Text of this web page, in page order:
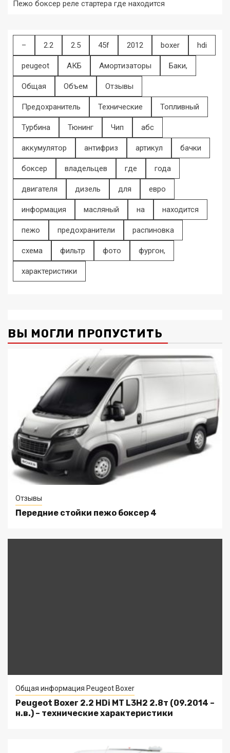
Пежо боксер реле стартера где находится
– 2.2 2.5 45f 2012 boxer hdi
peugeot АКБ Амортизаторы Баки,
Общая Объем Отзывы
Предохранитель Технические Топливный
Турбина Тюнинг Чип абс
аккумулятор антифриз артикул бачки
боксер владельцев где года
двигателя дизель для евро
информация масляный на находится
пежо предохранители распиновка
схема фильтр фото фургон,
характеристики
ВЫ МОГЛИ ПРОПУСТИТЬ
Отзывы
Передние стойки пежо боксер 4
Общая информация Peugeot Boxer
Peugeot Boxer 2.2 HDi MT L3H2 2.8т (09.2014 –
н.в.) – технические характеристики